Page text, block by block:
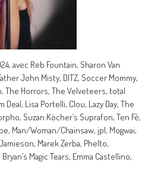
avec Reb Fountain, Sharon Van
John Misty, DITZ, Soccer Mommy,
The Horrors, The Velveteers, total
Lisa Portelli, Clou, Lazy Day, The
Suzan Köcher’s Suprafon, Ten Fé,
Man/Woman/Chainsaw, jpl, Mogwai,
Marek Zerba, Phelto,
Magic Tears, Emma Castellino,